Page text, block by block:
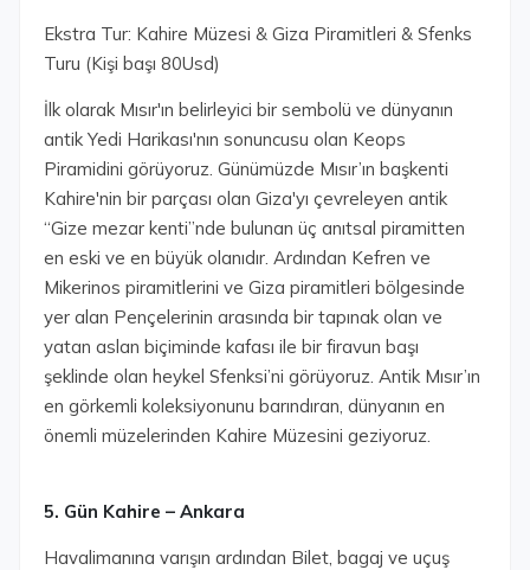
Ekstra Tur: Kahire Müzesi & Giza Piramitleri & Sfenks
Turu (Kişi başı 80Usd)
İlk olarak Mısır'ın belirleyici bir sembolü ve dünyanın
antik Yedi Harikası'nın sonuncusu olan Keops
Piramidini görüyoruz. Günümüzde Mısır’ın başkenti
Kahire'nin bir parçası olan Giza'yı çevreleyen antik
“Gize mezar kenti”nde bulunan üç anıtsal piramitten
en eski ve en büyük olanıdır. Ardından Kefren ve
Mikerinos piramitlerini ve Giza piramitleri bölgesinde
yer alan Pençelerinin arasında bir tapınak olan ve
yatan aslan biçiminde kafası ile bir firavun başı
şeklinde olan heykel Sfenksi’ni görüyoruz. Antik Mısır’ın
en görkemli koleksiyonunu barındıran, dünyanın en
önemli müzelerinden Kahire Müzesini geziyoruz.
5. Gün Kahire – Ankara
Havalimanına varışın ardından Bilet, bagaj ve uçuş